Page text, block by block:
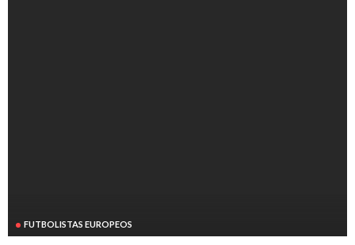
FUTBOLISTAS EUROPEOS